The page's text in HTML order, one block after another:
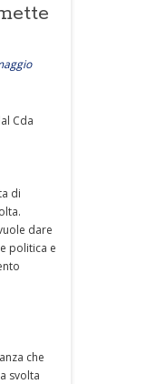
Cda
di
dare
politica e
che
svolta